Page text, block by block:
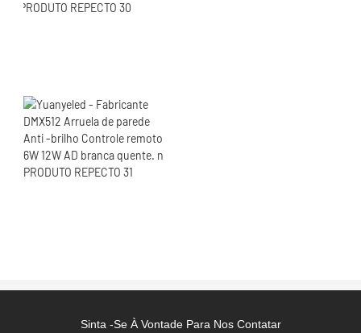
Sinta -se À Vontade Para Nos Contatar